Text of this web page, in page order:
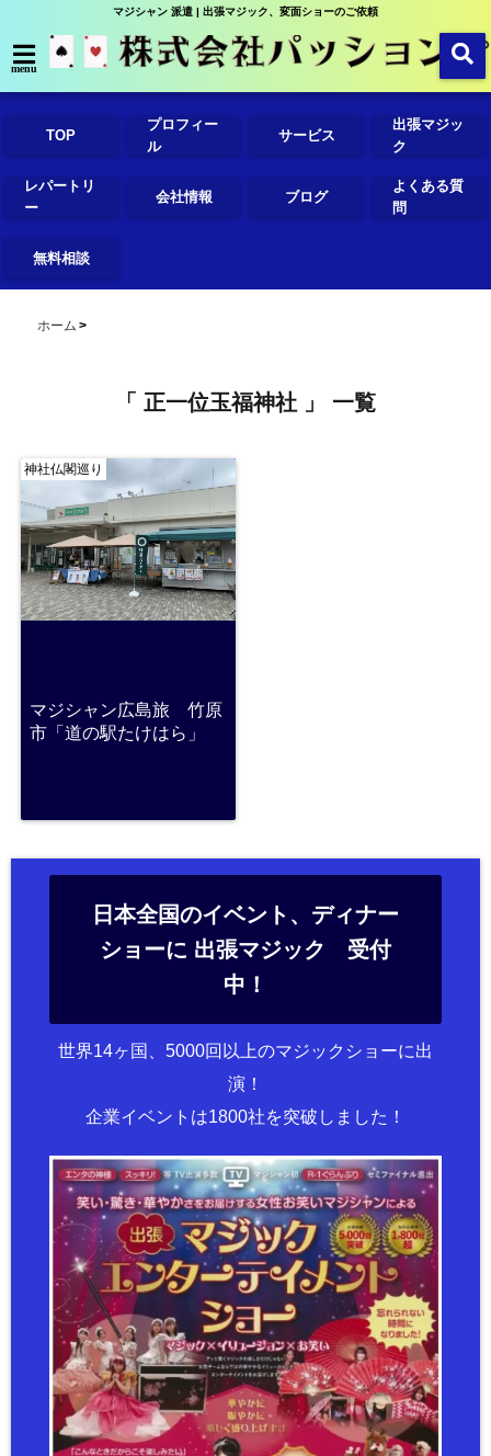
マジシャン 派遣 | 出張マジック、変面ショーのご依頼
menu
TOP
プロフィー
ル
サービス
出張マジッ
ク
レパートリ
ー
会社情報 ブログ
よくある質
問
無料相談
ホーム
「 正一位玉福神社 」 一覧
神社仏閣巡り
マジシャン広島旅 竹原
市「道の駅たけはら」
日本全国のイベント、ディナー
ショーに 出張マジック 受付
中！
世界14ヶ国、5000回以上のマジックショーに出
演！
企業イベントは1800社を突破しました！